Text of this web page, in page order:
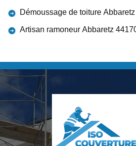
Démoussage de toiture Abbaretz
Artisan ramoneur Abbaretz